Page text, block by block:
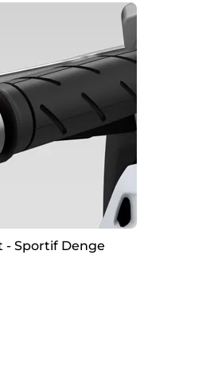
- Sportif Denge